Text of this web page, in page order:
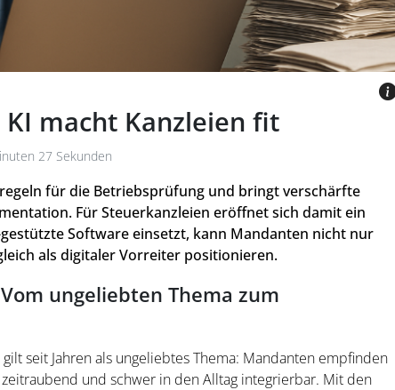
macht Kanzleien fit
27 Sekunden
für die Betriebsprüfung und bringt verschärfte
Für Steuerkanzleien eröffnet sich damit ein
Software einsetzt, kann Mandanten nicht nur
als digitaler Vorreiter positionieren.
Vom ungeliebten Thema zum
seit Jahren als ungeliebtes Thema: Mandanten empfinden
zeitraubend und schwer in den Alltag integrierbar. Mit den